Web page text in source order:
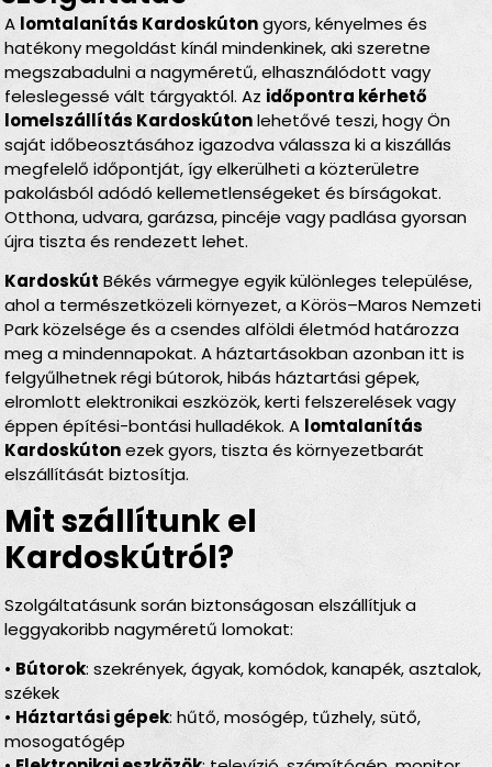
A lomtalanítás Kardoskútongyors, kényelmes és
hatékony megoldást kínál mindenkinek, aki szeretne
megszabadulni a nagyméretű, elhasználódott vagy
feleslegessé vált tárgyaktól. Az időpontra kérhető
lomelszállítás Kardoskútonlehetővé teszi, hogy Ön
saját időbeosztásához igazodva válassza ki a kiszállás
megfelelő időpontját, így elkerülheti a közterületre
pakolásból adódó kellemetlenségeket és bírságokat.
Otthona, udvara, garázsa, pincéje vagy padlása gyorsan
újra tiszta és rendezett lehet.
Kardoskút Békés vármegye egyik különleges települése,
ahol a természetközeli környezet, a Körös–Maros Nemzeti
Park közelsége és a csendes alföldi életmód határozza
meg a mindennapokat. A háztartásokban azonban itt is
felgyűlhetnek régi bútorok, hibás háztartási gépek,
elromlott elektronikai eszközök, kerti felszerelések vagy
éppen építési-bontási hulladékok. A lomtalanítás
Kardoskútonezek gyors, tiszta és környezetbarát
elszállítását biztosítja.
Mit szállítunk el
Kardoskútról?
Szolgáltatásunk során biztonságosan elszállítjuk a
leggyakoribb nagyméretű lomokat:
• Bútorok: szekrények, ágyak, komódok, kanapék, asztalok,
székek
• Háztartási gépek: hűtő, mosógép, tűzhely, sütő,
mosogatógép